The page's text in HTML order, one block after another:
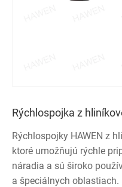
Rýchlospojka z
Rýchlospojky HAWEN z
ktoré umožňujú rýchle
náradia a sú široko
a špeciálnych